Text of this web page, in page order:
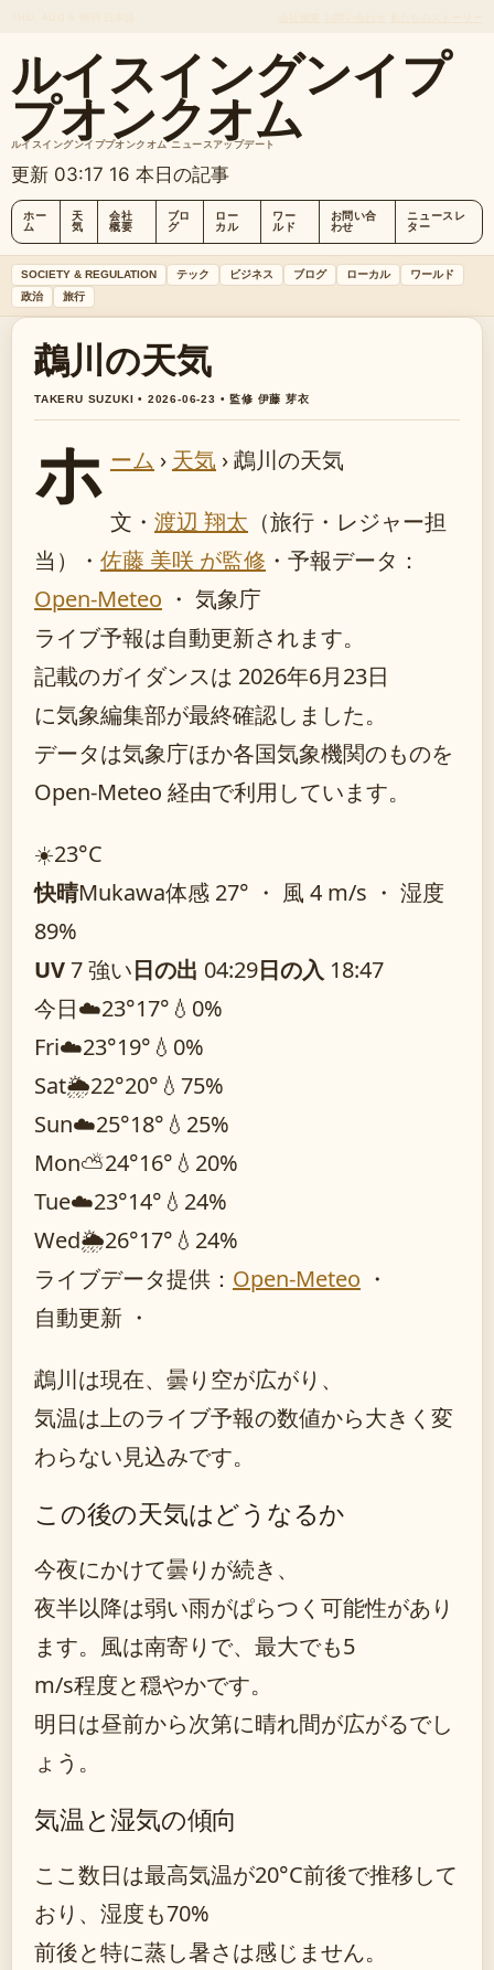
ルイスイングンイプ
プオンクオム
ルイスイングンイププオンクオム ニュースアップデート
更新 03:17 16 本日の記事
ホー
ム
天
気
会社
概要
ブロ
グ
ロー
カル
ワー
ルド
お問い合
わせ
ニュースレ
ター
SOCIETY & REGULATION テック ビジネス ブログ ローカル
ワールド
政治
旅行
鵡川の天気
TAKERU SUZUKI • 2026-06-23 • 監修 伊藤 芽衣
ホ ーム › 天気 ›鵡川の天気
文・ 渡辺 翔太 （旅行・レジャー担
当）
・ 佐藤 美咲 が監修 ・ 予報データ：
Open-Meteo ・ 気象庁
ライブ予報は自動更新されます。
記載のガイダンスは 2026年6月23日
に気象編集部が最終確認しました。
データは気象庁ほか各国気象機関のものを
Open-Meteo 経由で利用しています。
☀️23°C
快晴Mukawa体感 27° ・ 風 4 m/s ・ 湿度
89%
UV7 強い日の出 04:29日の入 18:47
今日☁️23°17° 💧0%
Fri☁️23°19° 💧0%
Sat🌦️22°20° 💧75%
Sun☁️25°18° 💧25%
Mon⛅24°16° 💧20%
Tue☁️23°14° 💧24%
Wed🌦️26°17° 💧24%
ライブデータ提供： Open-Meteo ・
自動更新 ・
鵡川は現在、曇り空が広がり、
気温は上のライブ予報の数値から大きく変
わらない見込みです。
この後の天気はどうなるか
今夜にかけて曇りが続き、
夜半以降は弱い雨がぱらつく可能性があり
ます。風は南寄りで、最大でも5
m/s程度と穏やかです。
明日は昼前から次第に晴れ間が広がるでし
ょう。
気温と湿気の傾向
ここ数日は最高気温が20°C前後で推移して
おり、湿度も70%
前後と特に蒸し暑さは感じません。